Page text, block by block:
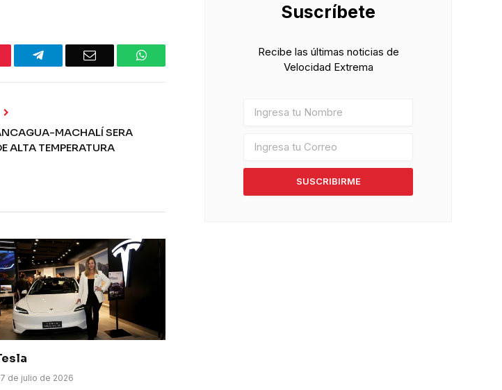
Telegram Email WhatsApp
MACHALÍ SERA
ALTA TEMPERATURA
de julio de 2026
Suscríbete
Recibe las últimas noticias de
Velocidad Extrema
SUSCRIBIRME